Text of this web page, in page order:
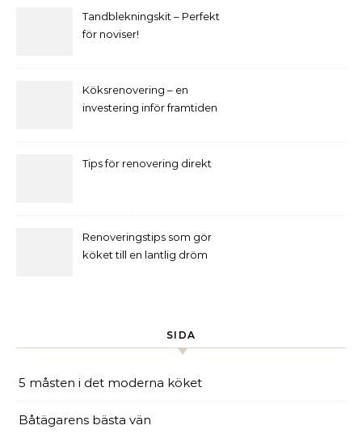
Tandblekningskit – Perfekt
för noviser!
Köksrenovering – en
investering inför framtiden
Tips för renovering direkt
Renoveringstips som gör
köket till en lantlig dröm
SIDA
5 måsten i det moderna köket
Båtägarens bästa vän